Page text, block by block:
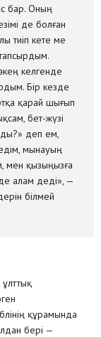
бар. Оның
де болған
тиіп кете ме
келгенде
Бір кезде
қарай шығып
бет-жүзі
деп ем,
мынауың
мен қызыңызға
алам деді», —
білмей
құрамында
бері —